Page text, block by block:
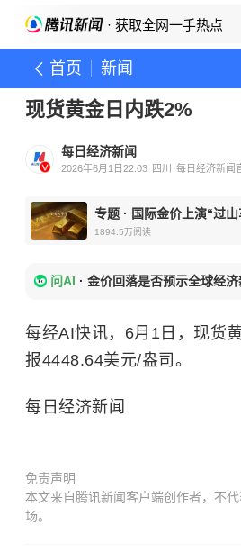
· 获取全网一手热点
首页 新闻
现货黄金日内跌2%
每日经济新闻
2026年6月1日22:03 四川 每日经济新闻
专题 · 国际金价上演“过
1894.5万阅读
问AI · 金价回落是否预示全球经济
每经AI快讯，6月1日，现货
报4448.64美元/盎司。
每日经济新闻
免责声明
本文来自腾讯新闻客户端创作者，不
场。